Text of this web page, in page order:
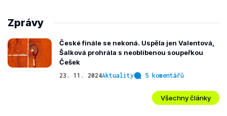
Zprávy
České finále se nekoná. Uspěla jen Valentová,
Šalková prohrála s neoblíbenou soupeřkou
Češek
23. 11. 2024Aktuality 5 komentářů
Všechny články